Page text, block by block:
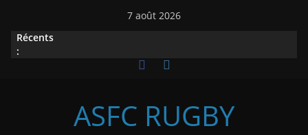
contenu
7 août 2026
Récents
:
ASFC RUGBY